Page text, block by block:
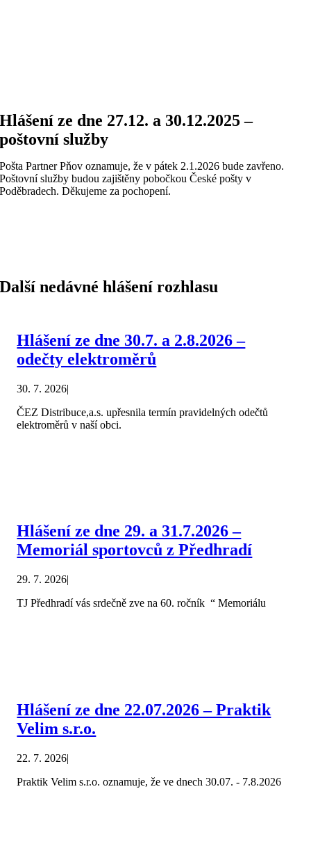
Hlášení ze dne 27.12. a 30.12.2025 –
poštovní služby
Pošta Partner Pňov oznamuje, že v pátek 2.1.2026 bude zavřeno.
Poštovní služby budou zajištěny pobočkou České pošty v
Poděbradech. Děkujeme za pochopení.
Další nedávné hlášení rozhlasu
Hlášení ze dne 30.7. a 2.8.2026 –
odečty elektroměrů
30. 7. 2026|
ČEZ Distribuce,a.s. upřesnila termín pravidelných odečtů
elektroměrů v naší obci.
Hlášení ze dne 29. a 31.7.2026 –
Memoriál sportovců z Předhradí
29. 7. 2026|
TJ Předhradí vás srdečně zve na 60. ročník “ Memoriálu
Hlášení ze dne 22.07.2026 – Praktik
Velim s.r.o.
22. 7. 2026|
Praktik Velim s.r.o. oznamuje, že ve dnech 30.07. - 7.8.2026